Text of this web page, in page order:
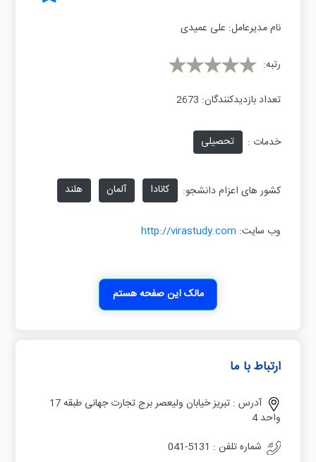
نام مدیرعامل: علی عمیدی
رتبه:
تعداد بازدیدکنندگان: 2673
خدمات : تحصیلی
کشور های اعزام دانشجو: کانادا آلمان هلند
وب سایت: http://virastudy.com
مالک این صفحه هستم
ارتباط با ما
آدرس :
تبریز خیابان ولیعصر برج تجارت جهانی طبقه 17
واحد 4
شماره تلفن : 041-5131